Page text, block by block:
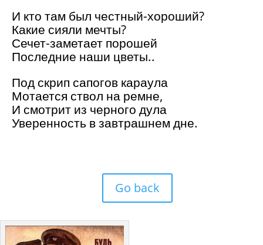
И кто там был честный-хороший?
Какие сияли мечты?
Сечет-заметает порошей
Последние наши цветы..
Под скрип сапогов караула
Мотается ствол на ремне,
И смотрит из черного дула
Уверенность в завтрашнем дне.
Go back